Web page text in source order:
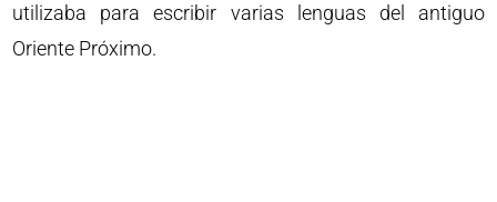
utilizaba para escribir varias lenguas del antiguo
Oriente Próximo.